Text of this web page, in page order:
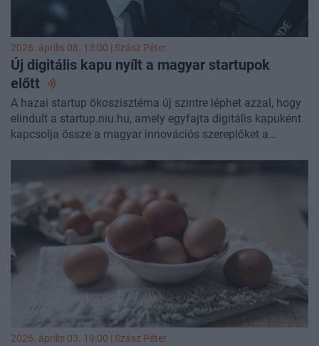
2026. április 08. 13:00 | Szász Péter
Új digitális kapu nyílt a magyar startupok
előtt
A hazai startup ökoszisztéma új szintre léphet azzal, hogy
elindult a startup.niu.hu, amely egyfajta digitális kapuként
kapcsolja össze a magyar innovációs szereplőket a
együttműködési lehetőségeket kínálva befektetőknek,
vállalatoknak és fejlesztőknek egyaránt. Mindez egy olyan
időszakban történik, amikor több új program és
kezdeményezés – köztük a Startup Voucher Program és a
deep tech fókuszú fejlesztések – is formálja az innovációs
környezetet.
2026. április 03. 19:00 | Szász Péter